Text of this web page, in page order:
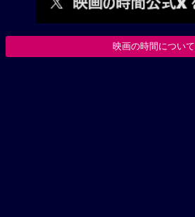
映画の時間について